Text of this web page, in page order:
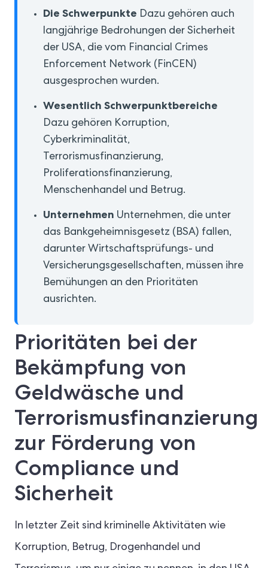
Die Schwerpunkte Dazu gehören auch
langjährige Bedrohungen der Sicherheit
der USA, die vom Financial Crimes
Enforcement Network (FinCEN)
ausgesprochen wurden.
Wesentlich Schwerpunktbereiche
Dazu gehören Korruption,
Cyberkriminalität,
Terrorismusfinanzierung,
Proliferationsfinanzierung,
Menschenhandel und Betrug.
Unternehmen Unternehmen, die unter
das Bankgeheimnisgesetz (BSA) fallen,
darunter Wirtschaftsprüfungs- und
Versicherungsgesellschaften, müssen ihre
Bemühungen an den Prioritäten
ausrichten.
Prioritäten bei der
Bekämpfung von
Geldwäsche und
Terrorismusfinanzierung
zur Förderung von
Compliance und
Sicherheit
In letzter Zeit sind kriminelle Aktivitäten wie
Korruption, Betrug, Drogenhandel und